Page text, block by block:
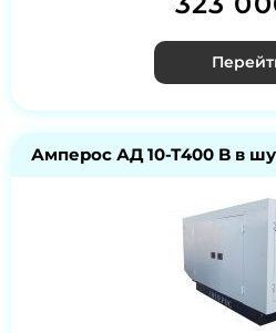
Амперос АД 10-Т400 B в